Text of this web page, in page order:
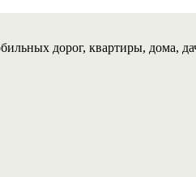
дорог, квартиры, дома,